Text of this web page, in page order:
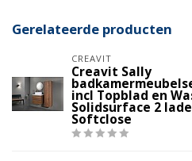
Gerelateerde producten
CREAVIT
Creavit Sally
incl Topblad en
Solidsurface 2
Softclose